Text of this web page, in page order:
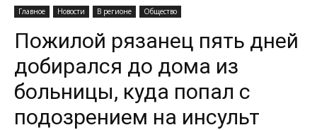
Главное Новости В регионе Общество
Пожилой рязанец пять дней
добирался до дома из
больницы, куда попал с
подозрением на инсульт